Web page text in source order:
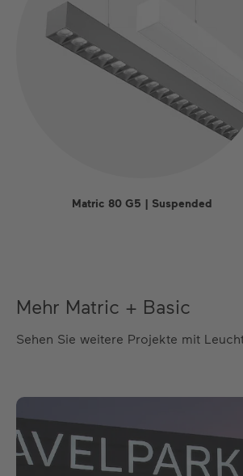
Matric 80 G5 | Suspended
Mehr Matric + Basic
Sehen Sie weitere Projekte mit